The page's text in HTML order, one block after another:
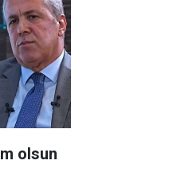
olsun